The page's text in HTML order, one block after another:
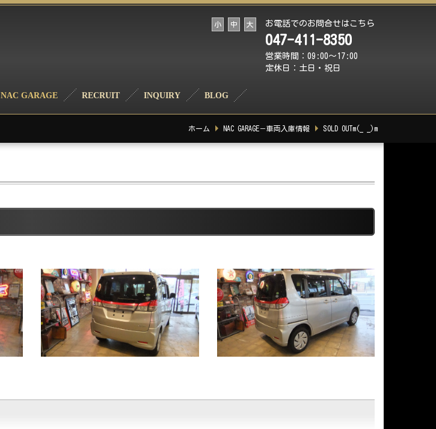
お電話でのお問合せはこちら
047-411-8350
営業時間：09:00～17:00
定休日：土日・祝日
小 中 大
NAC GARAGE RECRUIT INQUIRY BLOG
ホーム NAC GARAGE－車両入庫情報 SOLD OUTm(_ _)m